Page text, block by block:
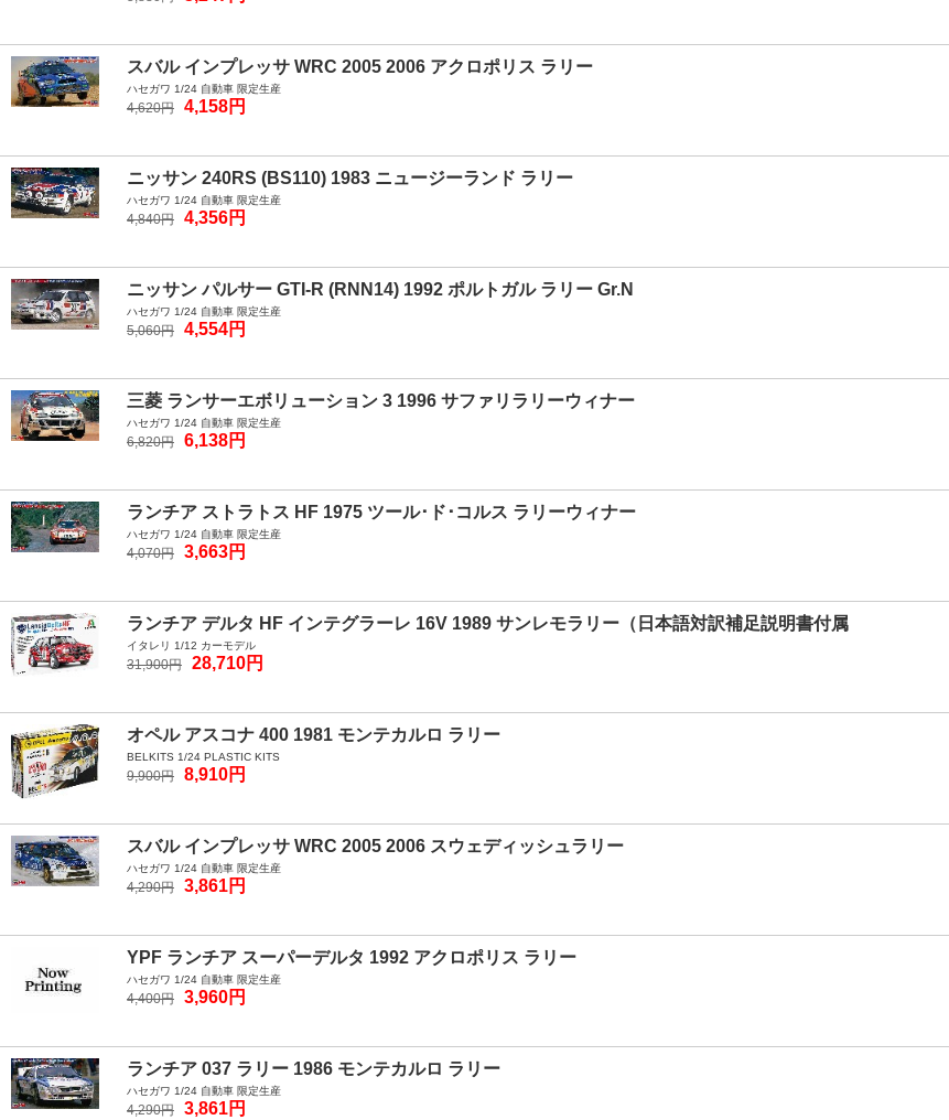
スバル インプレッサ WRC 2005 2006 アクロポリス ラリー
ハセガワ 1/24 自動車 限定生産
4,620円 4,158円
ニッサン 240RS (BS110) 1983 ニュージーランド ラリー
ハセガワ 1/24 自動車 限定生産
4,840円 4,356円
ニッサン パルサー GTI-R (RNN14) 1992 ポルトガル ラリー Gr.N
ハセガワ 1/24 自動車 限定生産
5,060円 4,554円
三菱 ランサーエボリューション 3 1996 サファリラリーウィナー
ハセガワ 1/24 自動車 限定生産
6,820円 6,138円
ランチア ストラトス HF 1975 ツール･ド･コルス ラリーウィナー
ハセガワ 1/24 自動車 限定生産
4,070円 3,663円
ランチア デルタ HF インテグラーレ 16V 1989 サンレモラリー（日本語対訳補足説明書付属
イタレリ 1/12 カーモデル
31,900円 28,710円
オペル アスコナ 400 1981 モンテカルロ ラリー
BELKITS 1/24 PLASTIC KITS
9,900円 8,910円
スバル インプレッサ WRC 2005 2006 スウェディッシュラリー
ハセガワ 1/24 自動車 限定生産
4,290円 3,861円
YPF ランチア スーパーデルタ 1992 アクロポリス ラリー
ハセガワ 1/24 自動車 限定生産
4,400円 3,960円
ランチア 037 ラリー 1986 モンテカルロ ラリー
ハセガワ 1/24 自動車 限定生産
4,290円 3,861円